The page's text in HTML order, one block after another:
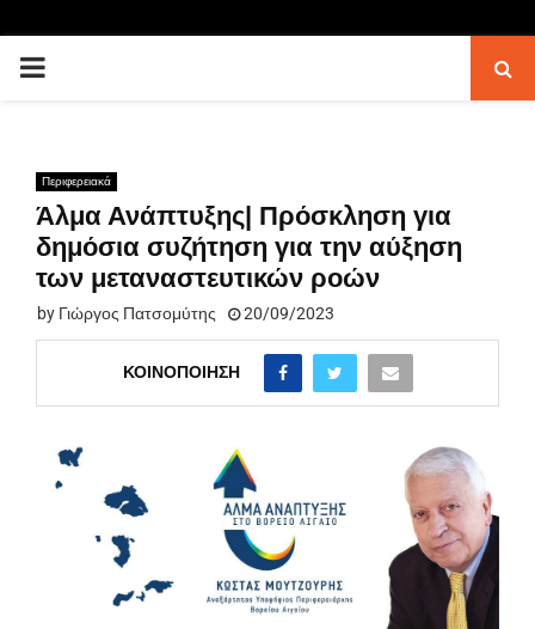
PRIMARY
Περιφερειακά
Άλμα Ανάπτυξης| Πρόσκληση για
δημόσια συζήτηση για την αύξηση
των μεταναστευτικών ροών
by Γιώργος Πατσομύτης 20/09/2023
ΚΟΙΝΟΠΟΊΗΣΗ